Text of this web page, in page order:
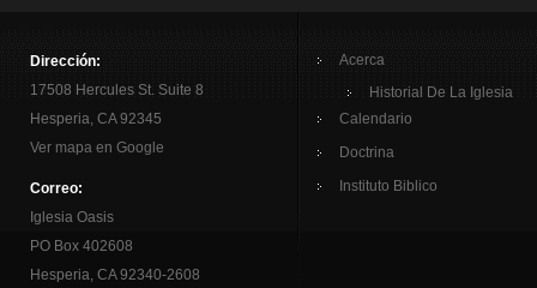
Dirección:
17508 Hercules St. Suite 8
Hesperia, CA 92345
Ver mapa en Google
Correo:
Iglesia Oasis
PO Box 402608
Hesperia, CA 92340-2608
Acerca
Historial De La Iglesia
Calendario
Doctrina
Instituto Biblico